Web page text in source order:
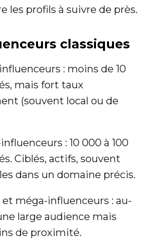
les profils à suivre de près.
classiques
: moins de 10
mais fort taux
(souvent local ou de
: 10 000 à 100
Ciblés, actifs, souvent
dans un domaine précis.
et méga-influenceurs : au-
large audience mais
de proximité.